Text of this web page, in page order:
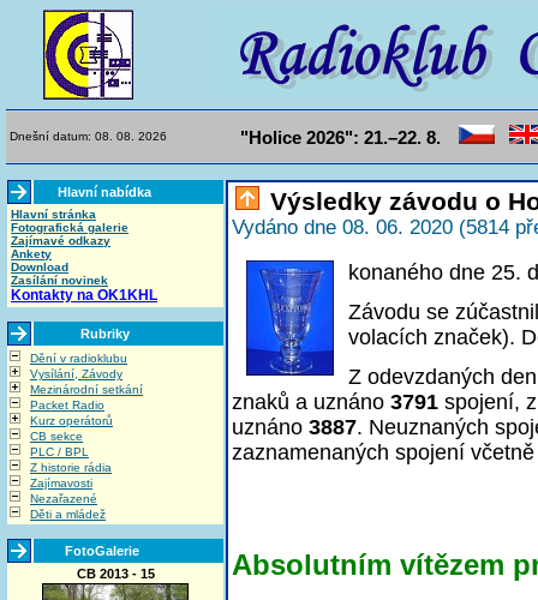
Dnešní datum: 08. 08. 2026 "Holice 2026": 21.–22. 8.
Hlavní nabídka
Hlavní stránka
Fotografická galerie
Zajímavé odkazy
Ankety
Download
Zasílání novinek
Kontakty na OK1KHL
Rubriky
Dění v radioklubu
Vysílání, Závody
Mezinárodní setkání
Packet Radio
Kurz operátorů
CB sekce
PLC / BPL
Z historie rádia
Zajímavosti
Nezařazené
Děti a mládež
FotoGalerie
CB 2013 - 15
Výsledky závodu o
Vydáno dne 08. 06. 2020 (5814
konaného dne 25.
Závodu se
volacích značek).
Z odevzdaných
znaků a uznáno 3791 spojení,
uznáno 3887. Neuznaných
zaznamenaných spojení
Absolutním vítězem